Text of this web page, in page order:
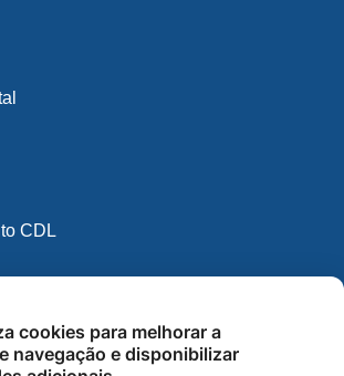
CDL
cookies para melhorar a
navegação e disponibilizar